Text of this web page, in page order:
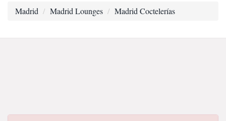
Madrid Madrid Lounges Madrid Coctelerías